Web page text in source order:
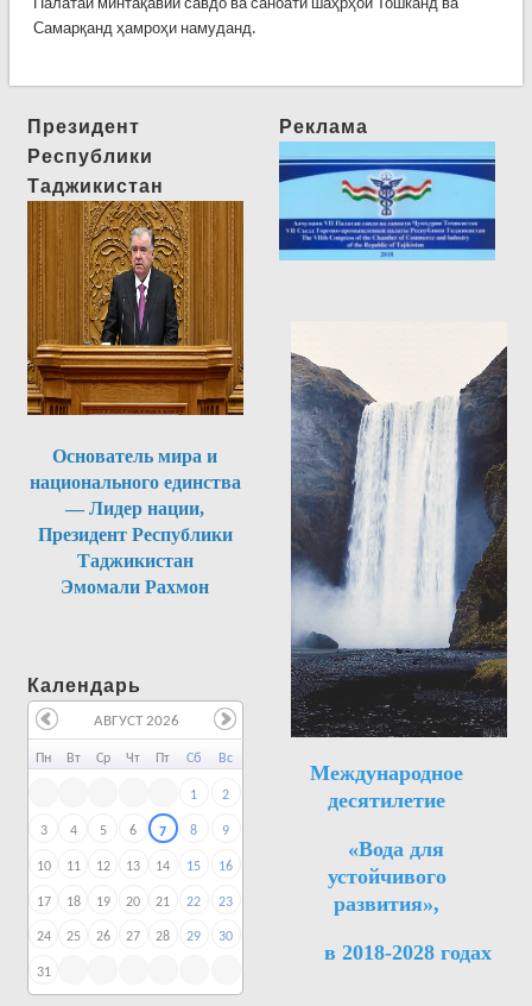
Самарқанд ҳамроҳи намуданд.
Президент
Республики
Таджикистан
Основатель мира и
национального единства
— Лидер нации,
Президент Республики
Таджикистан
Эмомали Рахмон
Календарь
Пн Вт Ср Чт Пт Сб Вс
1 2
3 4 5 6 7 8 9
10 11 12 13 14 15 16
17 18 19 20 21 22 23
24 25 26 27 28 29 30
31
АВГУСТ 2026
Реклама
Международное
десятилетие
«Вода для
устойчивого
развития»,
в 2018-2028 годах